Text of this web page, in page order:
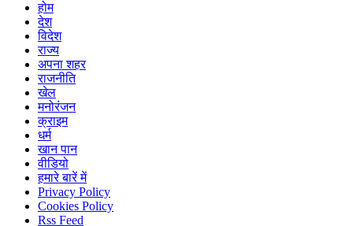
होम
देश
विदेश
राज्य
अपना शहर
राजनीति
खेल
मनोरंजन
क्राइम
धर्म
खान पान
वीडियो
हमारे बारें में
Privacy Policy
Cookies Policy
Rss Feed